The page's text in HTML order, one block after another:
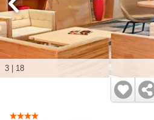
3 18